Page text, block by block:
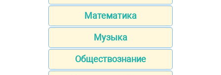
Математика
Музыка
Обществознание